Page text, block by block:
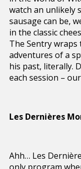
watch an unlikely
sausage can be,
in the classic
The Sentry
adventures of a
his past, literally.
each session –
Les Dernières
Ahh… Les